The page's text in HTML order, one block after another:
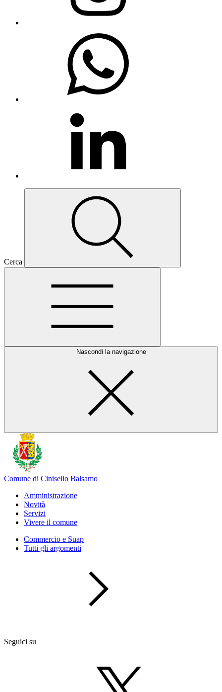
Cerca
Nascondi la navigazione
Comune di Cinisello Balsamo
Amministrazione
Novità
Servizi
Vivere il comune
Commercio e Suap
Tutti gli argomenti
Seguici su